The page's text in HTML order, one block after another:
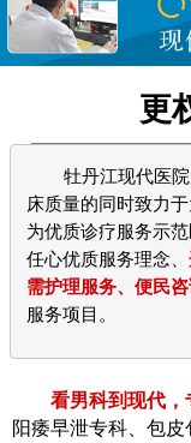
更
牡丹江现代医
床质量的同时致力
为优质诊疗服务示
任心优质服务理念、
需护理服务、便民
服务项目。
看男科到现代，
阳痿早泄专科、包